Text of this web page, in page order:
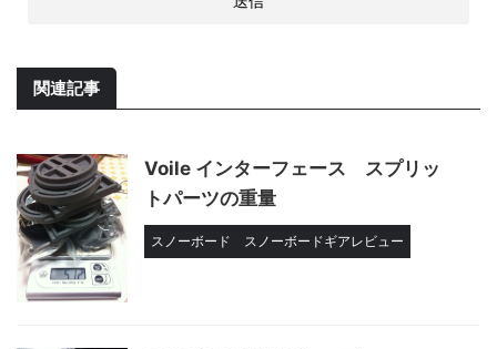
関連記事
Voile インターフェース スプリッ
トパーツの重量
スノーボード スノーボードギアレビュー